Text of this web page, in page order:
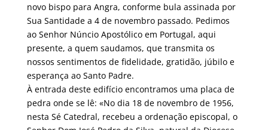
novo bispo para Angra, conforme bula assinada por
Sua Santidade a 4 de novembro passado. Pedimos
ao Senhor Núncio Apostólico em Portugal, aqui
presente, a quem saudamos, que transmita os
nossos sentimentos de fidelidade, gratidão, júbilo e
esperança ao Santo Padre.
À entrada deste edifício encontramos uma placa de
pedra onde se lê: «No dia 18 de novembro de 1956,
nesta Sé Catedral, recebeu a ordenação episcopal, o